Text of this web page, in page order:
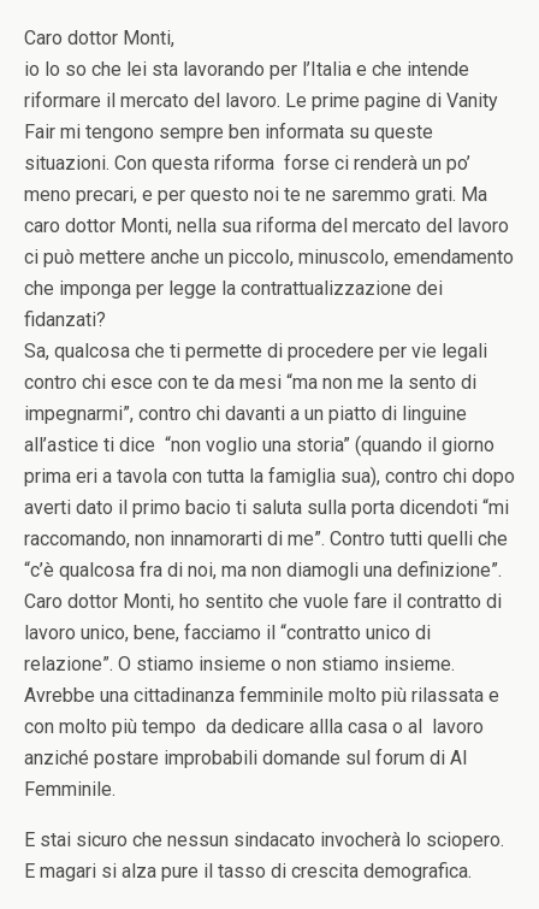
Caro dottor Monti,
io lo so che lei sta lavorando per l’Italia e che intende
riformare il mercato del lavoro. Le prime pagine di Vanity
Fair mi tengono sempre ben informata su queste
situazioni. Con questa riforma forse ci renderà un po’
meno precari, e per questo noi te ne saremmo grati. Ma
caro dottor Monti, nella sua riforma del mercato del lavoro
ci può mettere anche un piccolo, minuscolo, emendamento
che imponga per legge la contrattualizzazione dei
fidanzati?
Sa, qualcosa che ti permette di procedere per vie legali
contro chi esce con te da mesi “ma non me la sento di
impegnarmi”, contro chi davanti a un piatto di linguine
all’astice ti dice “non voglio una storia” (quando il giorno
prima eri a tavola con tutta la famiglia sua), contro chi dopo
averti dato il primo bacio ti saluta sulla porta dicendoti “mi
raccomando, non innamorarti di me”. Contro tutti quelli che
“c’è qualcosa fra di noi, ma non diamogli una definizione”.
Caro dottor Monti, ho sentito che vuole fare il contratto di
lavoro unico, bene, facciamo il “contratto unico di
relazione”. O stiamo insieme o non stiamo insieme.
Avrebbe una cittadinanza femminile molto più rilassata e
con molto più tempo da dedicare allla casa o al lavoro
anziché postare improbabili domande sul forum di Al
Femminile.
E stai sicuro che nessun sindacato invocherà lo sciopero.
E magari si alza pure il tasso di crescita demografica.